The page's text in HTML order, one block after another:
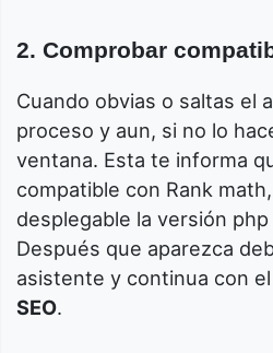
2. Comprobar
Cuando obvias o saltas el
proceso y aun, si no lo
ventana. Esta te informa
compatible con Rank
desplegable la versión
Después que aparezca
asistente y continua con el
SEO.